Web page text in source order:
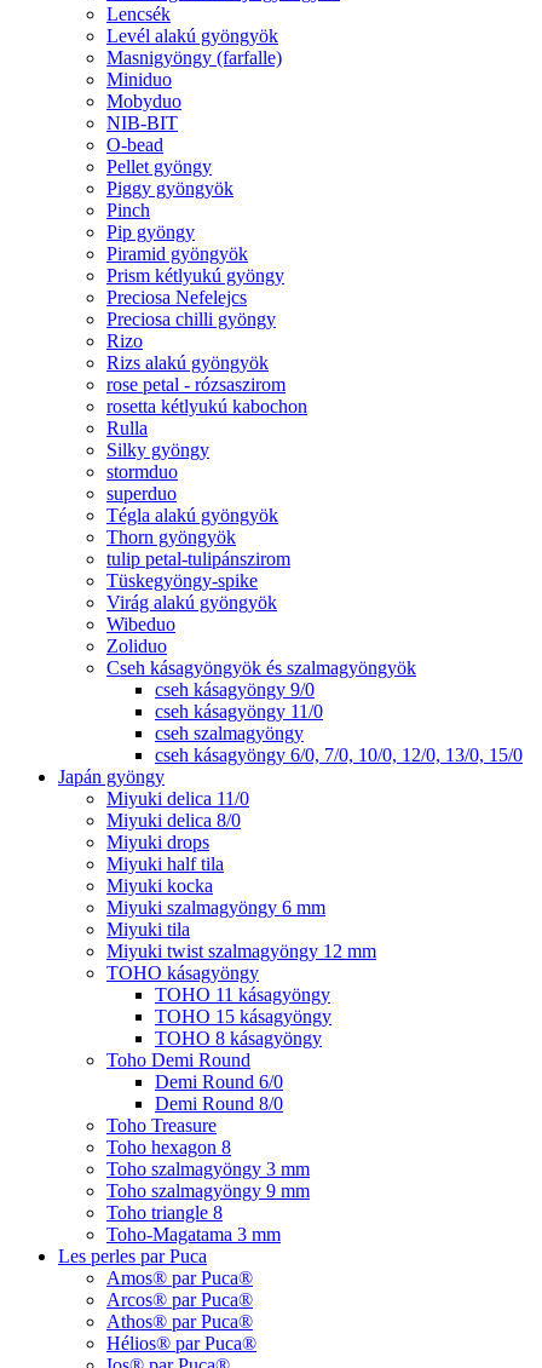
Lencsék
Levél alakú gyöngyök
Masnigyöngy (farfalle)
Miniduo
Mobyduo
NIB-BIT
O-bead
Pellet gyöngy
Piggy gyöngyök
Pinch
Pip gyöngy
Piramid gyöngyök
Prism kétlyukú gyöngy
Preciosa Nefelejcs
Preciosa chilli gyöngy
Rizo
Rizs alakú gyöngyök
rose petal - rózsaszirom
rosetta kétlyukú kabochon
Rulla
Silky gyöngy
stormduo
superduo
Tégla alakú gyöngyök
Thorn gyöngyök
tulip petal-tulipánszirom
Tüskegyöngy-spike
Virág alakú gyöngyök
Wibeduo
Zoliduo
Cseh kásagyöngyök és szalmagyöngyök
cseh kásagyöngy 9/0
cseh kásagyöngy 11/0
cseh szalmagyöngy
cseh kásagyöngy 6/0, 7/0, 10/0, 12/0, 13/0, 15/0
Japán gyöngy
Miyuki delica 11/0
Miyuki delica 8/0
Miyuki drops
Miyuki half tila
Miyuki kocka
Miyuki szalmagyöngy 6 mm
Miyuki tila
Miyuki twist szalmagyöngy 12 mm
TOHO kásagyöngy
TOHO 11 kásagyöngy
TOHO 15 kásagyöngy
TOHO 8 kásagyöngy
Toho Demi Round
Demi Round 6/0
Demi Round 8/0
Toho Treasure
Toho hexagon 8
Toho szalmagyöngy 3 mm
Toho szalmagyöngy 9 mm
Toho triangle 8
Toho-Magatama 3 mm
Les perles par Puca
Amos® par Puca®
Arcos® par Puca®
Athos® par Puca®
Hélios® par Puca®